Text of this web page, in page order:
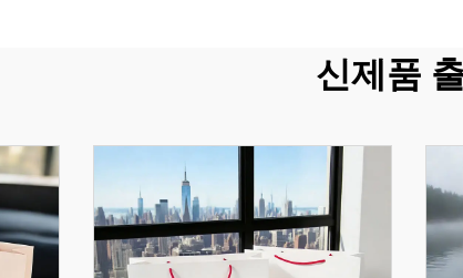
신제품